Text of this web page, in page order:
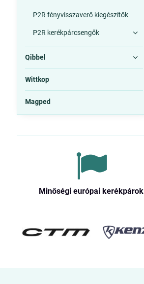
P2R fényvisszaverő kiegészítők
P2R kerékpárcsengők
Qibbel
Wittkop
Magped
Minőségi európai kerékpárok